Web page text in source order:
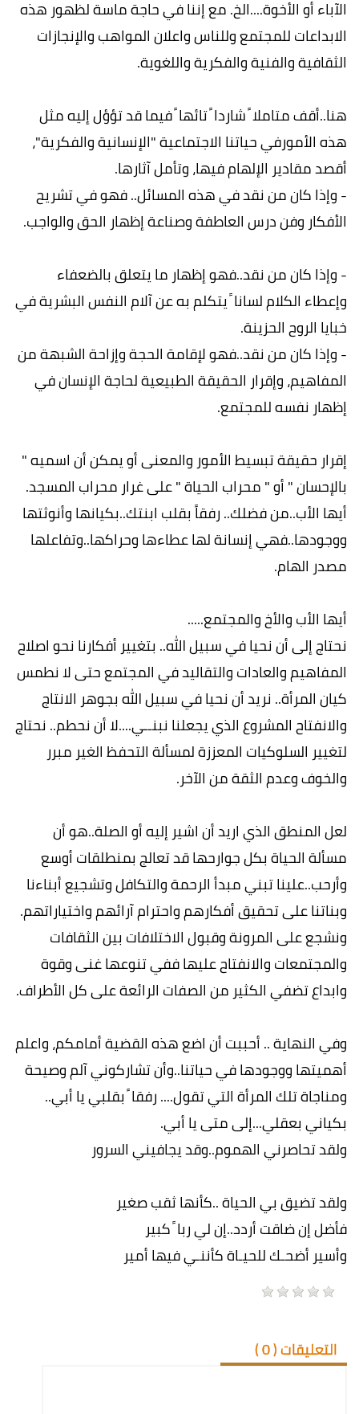
الآباء أو الأخوة....الخ. مع إننا في حاجة ماسة لظهور هذه
الابداعات للمجتمع وللناس واعلان المواهب والإنجازات
الثقافية والفنية والفكرية واللغوية.
هنا..أقف متاملا ً شاردا ً تائها ً فيما قد تؤؤل إليه مثل
هذه الأمورفي حياتنا الاجتماعية "الإنسانية والفكرية"،
أقصد مقادير الإلهام فيها، وتأمل آثارها.
- وإذا كان من نقد في هذه المسائل.. فهو في تشريح
الأفكار وفن درس العاطفة وصناعة إظهار الحق والواجب.
- وإذا كان من نقد..فهو إظهار ما يتعلق بالضعفاء
وإعطاء الكلام لسانا ً يتكلم به عن آلام النفس البشرية في
خبايا الروح الحزينة.
- وإذا كان من نقد..فهو لإقامة الحجة وإزاحة الشبهة من
المفاهيم، وإقرار الحقيقة الطبيعية لحاجة الإنسان في
إظهار نفسه للمجتمع.
إقرار حقيقة تبسيط الأمور والمعنى أو يمكن أن اسميه "
بالإحسان " أو " محراب الحياة " على غرار محراب المسجد.
أيها الأب..من فضلك.. رفقاً بقلب ابنتك..بكيانها وأنوثتها
ووجودها..فهي إنسانة لها عطاءها وحراكها..وتفاعلها
مصدر الهام.
أيها الأب والأخ والمجتمع.....
نحتاج إلى أن نحيا في سبيل الله.. بتغيير أفكارنا نحو اصلاح
المفاهيم والعادات والتقاليد في المجتمع حتى لا نطمس
كيان المرأة.. نريد أن نحيا في سبيل الله بجوهر الانتاج
والانفتاح المشروع الذي يجعلنا نبنــي....لا أن نحطم.. نحتاج
لتغيير السلوكيات المعززة لمسألة التحفظ الغير مبرر
والخوف وعدم الثقة من الآخر.
لعل المنطق الذي اريد أن اشير إليه أو الصلة..هو أن
مسألة الحياة بكل جوارحها قد تعالج بمنطلقات أوسع
وأرحب..علينا تبني مبدأ الرحمة والتكافل وتشجيع أبناءنا
وبناتنا على تحقيق أفكارهم واحترام آرائهم واختياراتهم.
ونشجع على المرونة وقبول الاختلافات بين الثقافات
والمجتمعات والانفتاح عليها ففي تنوعها غنى وقوة
وابداع تضفي الكثير من الصفات الرائعة على كل الأطراف.
وفي النهاية .. أحببت أن اضع هذه القضية أمامكم، واعلم
أهميتها ووجودها في حياتنا..وأن تشاركوني آلم وصيحة
ومناجاة تلك المرأة التي تقول.... رفقا ً بقلبي يا أبي..
بكياني بعقلي...إلى متى يا أبي.
ولقد تحاصرني الهموم..وقد يجافيني السرور
ولقد تضيق بي الحياة ..كأنها ثقب صغير
فأضل إن ضاقت أردد..إن لي ربا ً كبير
وأسير أضحـك للحيـاة كأننـي فيها أمير
التعليقات (0
)